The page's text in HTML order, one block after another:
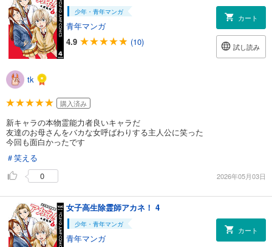
少年・青年マンガ
青年マンガ
4.9
(10)
カート
試し読み
tk
購入済み
新キャラの本物霊能力者良いキャラだ
友達のお母さんをバカな女呼ばわりする主人公に笑った
今回も面白かったです
＃笑える
0
2026年05月03日
女子高生除霊師アカネ！ 4
少年・青年マンガ
青年マンガ
カート